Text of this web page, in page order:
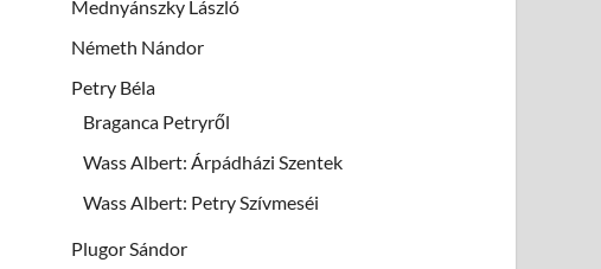
Mednyánszky László
Németh Nándor
Petry Béla
Braganca Petryről
Wass Albert: Árpádházi Szentek
Wass Albert: Petry Szívmeséi
Plugor Sándor